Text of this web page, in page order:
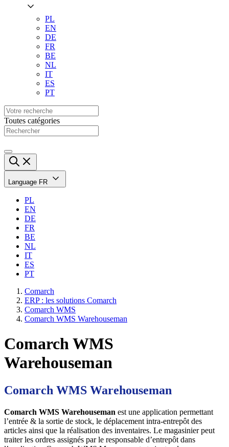
PL
EN
DE
FR
BE
NL
IT
ES
PT
Toutes catégories
Language FR
PL
EN
DE
FR
BE
NL
IT
ES
PT
Comarch
ERP : les solutions Comarch
Comarch WMS
Comarch WMS Warehouseman
Comarch WMS
Warehouseman
Comarch WMS Warehouseman
Comarch WMS Warehouseman est une application permettant
l’entrée & la sortie de stock, le déplacement intra-entrepôt des
articles ainsi que la réalisation des inventaires. Le magasinier peut
traiter les ordres assignés par le responsable d’entrepôt dans